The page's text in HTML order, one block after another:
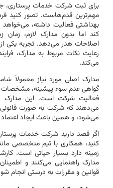
برای ثبت شرکت خدمات پرستاری،
مهم‌ترین قدم‌هاست. تصور کنید
بهداشتی فعالیت داشته،
کند اما بدون مدارک لازم، زمان
رعایت نکات مربوط به مدارک،
می‌کند.
مدارک اصلی مورد نیاز معمولاً
گواهی عدم سوء پیشینه،
فعالیت شرکت است. این مدارک
می‌دهند که شرکت به صورت قانونی
می‌شود، و همین باعث ایجاد
اگر قصد دارید شرکت خدمات
زمینه دارد بسیار حیاتی است.
مدارک راهنمایی می‌کنند و
قوانین و مقررات به درستی انجام